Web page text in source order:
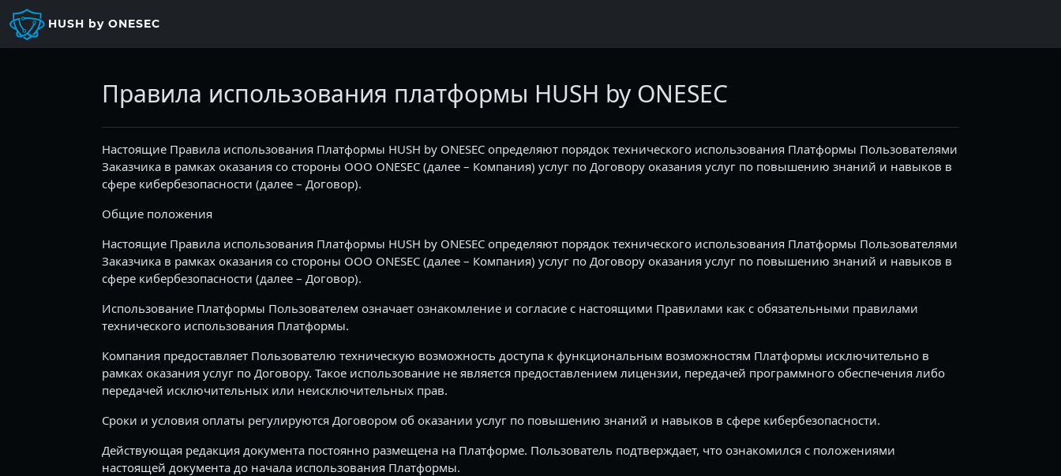
Перейти к основному содержанию
HUSH by ONESEC
Правила использования платформы HUSH by ONESEC
Настоящие Правила использования Платформы HUSH by ONESEC определяют порядок технического использования Платформы Пользователями
Заказчика в рамках оказания со стороны OOO ONESEC (далее – Компания) услуг по Договору оказания услуг по повышению знаний и навыков в
сфере кибербезопасности (далее – Договор).
Общие положения
Настоящие Правила использования Платформы HUSH by ONESEC определяют порядок технического использования Платформы Пользователями
Заказчика в рамках оказания со стороны OOO ONESEC (далее – Компания) услуг по Договору оказания услуг по повышению знаний и навыков в
сфере кибербезопасности (далее – Договор).
Использование Платформы Пользователем означает ознакомление и согласие с настоящими Правилами как с обязательными правилами
технического использования Платформы.
Компания предоставляет Пользователю техническую возможность доступа к функциональным возможностям Платформы исключительно в
рамках оказания услуг по Договору. Такое использование не является предоставлением лицензии, передачей программного обеспечения либо
передачей исключительных или неисключительных прав.
Сроки и условия оплаты регулируются Договором об оказании услуг по повышению знаний и навыков в сфере кибербезопасности.
Действующая редакция документа постоянно размещена на Платформе. Пользователь подтверждает, что ознакомился с положениями
настоящей документа до начала использования Платформы.